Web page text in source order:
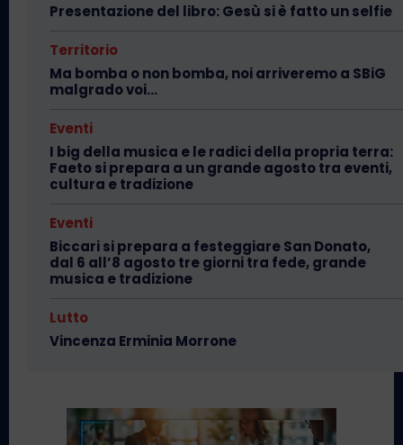
Presentazione del libro: Gesù si è fatto un selfie
Territorio
Ma bomba o non bomba, noi arriveremo a SBiG
malgrado voi…
Eventi
I big della musica e le radici della propria terra:
Faeto si prepara a un grande agosto tra eventi,
cultura e tradizione
Eventi
Biccari si prepara a festeggiare San Donato,
dal 6 all’8 agosto tre giorni tra fede, grande
musica e tradizione
Lutto
Vincenza Erminia Morrone